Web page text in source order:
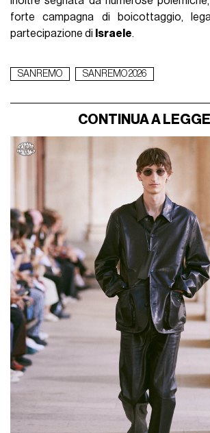
forte campagna di boicottaggio,
partecipazione di Israele.
SANREMO SANREMO 2026
CONTINUA A